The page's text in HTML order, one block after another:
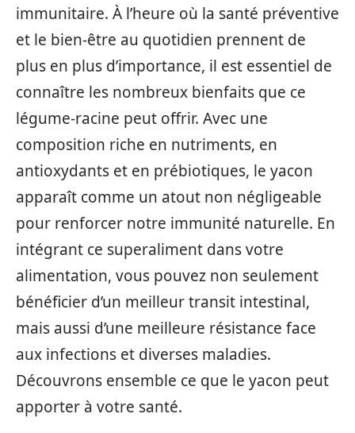
immunitaire. À l’heure où la santé préventive
et le bien-être au quotidien prennent de
plus en plus d’importance, il est essentiel de
connaître les nombreux bienfaits que ce
légume-racine peut offrir. Avec une
composition riche en nutriments, en
antioxydants et en prébiotiques, le yacon
apparaît comme un atout non négligeable
pour renforcer notre immunité naturelle. En
intégrant ce superaliment dans votre
alimentation, vous pouvez non seulement
bénéficier d’un meilleur transit intestinal,
mais aussi d’une meilleure résistance face
aux infections et diverses maladies.
Découvrons ensemble ce que le yacon peut
apporter à votre santé.